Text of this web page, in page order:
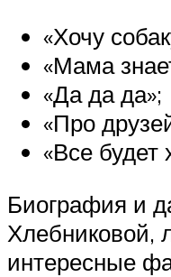
«Хочу
«Мама
«Да да да»;
«Про
«Все будет
Биография и
Хлебниковой,
интересные